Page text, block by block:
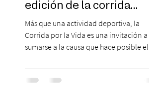
edición de la corrida
solidaria
Más que una actividad deportiva, la
Corrida por la Vida es una invitación a
sumarse a la causa que hace posible el
desarrolla durante todo el año: brindar
orientación, contención y apoyo